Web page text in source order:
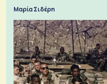
Μαρία Σιδέρη